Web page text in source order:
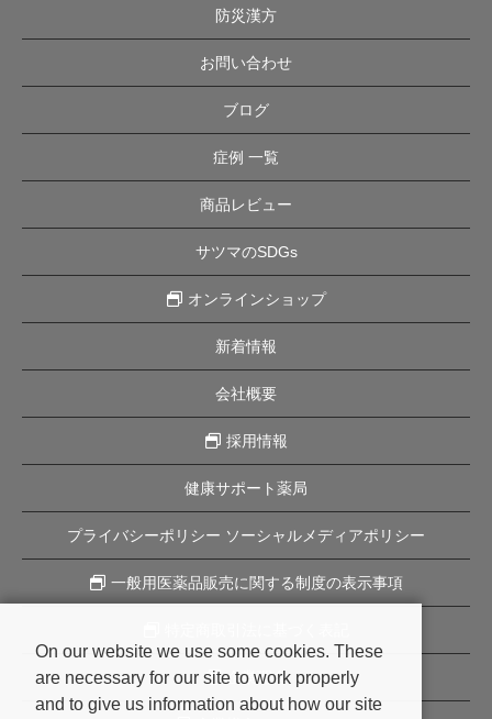
防災漢方
お問い合わせ
ブログ
症例 一覧
商品レビュー
サツマのSDGs
オンラインショップ
新着情報
会社概要
採用情報
健康サポート薬局
プライバシーポリシー ソーシャルメディアポリシー
一般用医薬品販売に関する制度の表示事項
企業理念
On our website we use some cookies. These
are necessary for our site to work properly
and to give us information about how our site